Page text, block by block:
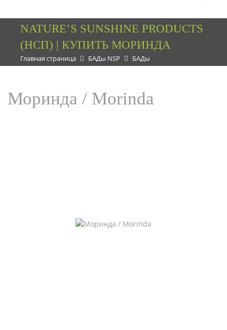
NATURE’S SUNSHINE PRODUCTS
(НСП) | КУПИТЬ МОРИНДА
Главная страница БАДы NSP БАДы
Моринда / Morinda